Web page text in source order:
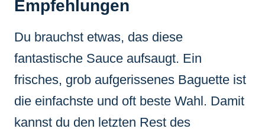
Empfehlungen
Du brauchst etwas, das diese
fantastische Sauce aufsaugt. Ein
frisches, grob aufgerissenes Baguette ist
die einfachste und oft beste Wahl. Damit
kannst du den letzten Rest des